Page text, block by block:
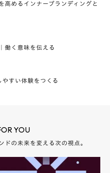
高めるインナーブランディングと
働く意味を伝える
すい体験をつくる
YOU
ドの未来を変える次の視点。